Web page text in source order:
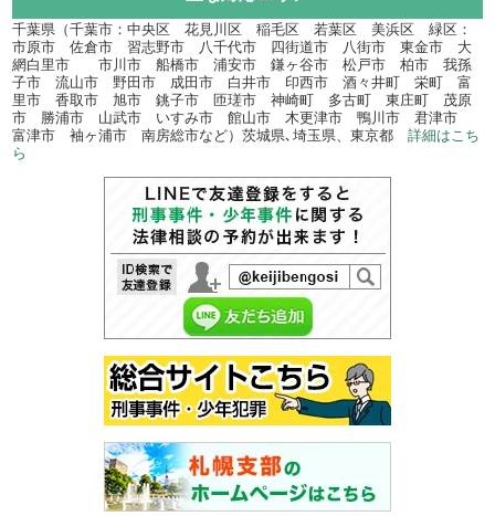
千葉県（千葉市：中央区 花見川区 稲毛区 若葉区 美浜区 緑区：
市原市 佐倉市 習志野市 八千代市 四街道市 八街市 東金市 大
網白里市 市川市 船橋市 浦安市 鎌ヶ谷市 松戸市 柏市 我孫
子市 流山市 野田市 成田市 白井市 印西市 酒々井町 栄町 富
里市 香取市 旭市 銚子市 匝瑳市 神崎町 多古町 東庄町 茂原
市 勝浦市 山武市 いすみ市 館山市 木更津市 鴨川市 君津市
富津市 袖ヶ浦市 南房総市など）茨城県､埼玉県、東京都詳細はこち
ら